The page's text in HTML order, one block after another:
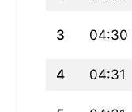
3 04:30
4 04:31